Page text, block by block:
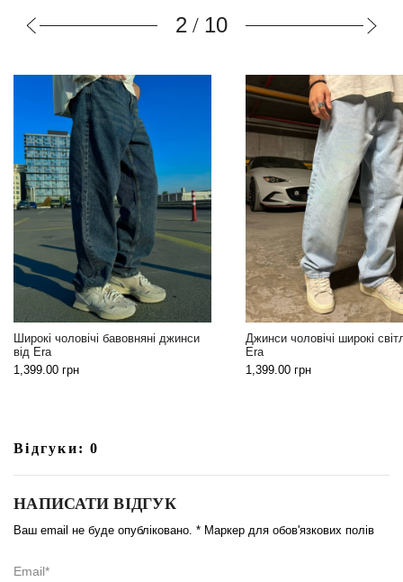
2 / 10
Широкі чоловічі бавовняні джинси
від Era
1,399.00 грн
Джинси чоловічі широкі
Era
1,399.00 грн
Відгуки: 0
НАПИСАТИ ВІДГУК
Ваш email не буде опубліковано. * Маркер для обов'язкових полів
Email*